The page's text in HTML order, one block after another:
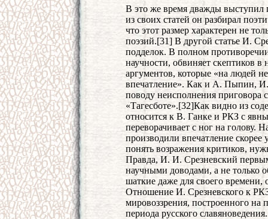
В это же время дважды
из своих статей он разбирал
что этот размер характерен не
поэзий.[31] В другой статье И.
подделок. В полном
научности, обвиняет скептиков
аргументов, которые «на людей
впечатление». Как и А. Пыпин,
поводу неисполнения приговора
«Тагесботе».[32]Как видно из
относится к В. Ганке и РКЗ с
переворачивает с ног на голову.
производили впечатление
понять возражения критиков,
Правда, И. И. Срезневский
научными доводами, а не только
шаткие даже для своего
Отношение И. Срезневского к
мировоззрения, построенного на
периода русского славяноведения.